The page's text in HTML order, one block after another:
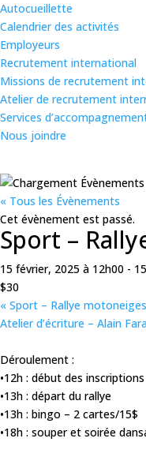
Autocueillette
Calendrier des activités
Employeurs
Recrutement international
Missions de recrutement
Atelier de recrutement
Services
Nous joindre
« Tous les Évènements
Cet évènement est passé.
Sport –
15 février, 2025 à 12h00 -
$30
« Sport – Rallye
Atelier d’écriture – Alain
Déroulement :
•12h : début des
•13h : départ du rallye
•13h : bingo – 2 cartes/15$
•18h : souper et soirée